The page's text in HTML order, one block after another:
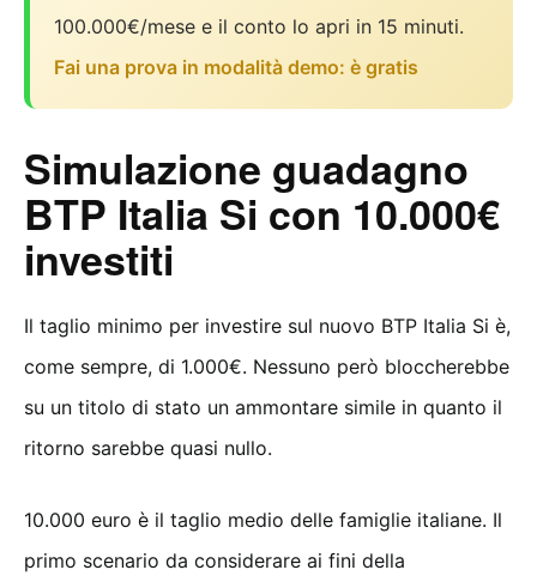
100.000€/mese e il conto lo apri in 15 minuti.
Fai una prova in modalità demo: è gratis
Simulazione guadagno
BTP Italia Si con 10.000€
investiti
Il taglio minimo per investire sul nuovo BTP Italia Si è,
come sempre, di 1.000€. Nessuno però bloccherebbe
su un titolo di stato un ammontare simile in quanto il
ritorno sarebbe quasi nullo.
10.000 euro è il taglio medio delle famiglie italiane. Il
primo scenario da considerare ai fini della